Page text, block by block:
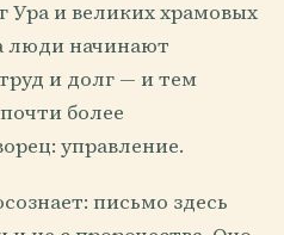
Ура и великих храмовых
люди начинают
и долг — и тем
более
управление.
письмо здесь